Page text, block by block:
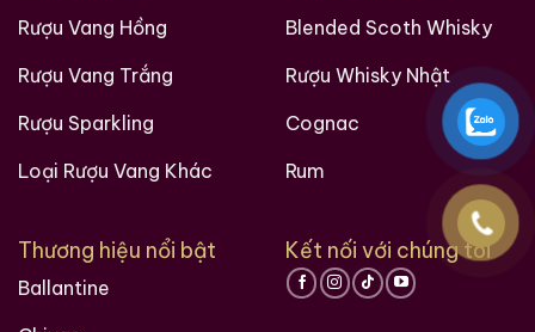
Rượu Vang Hồng
Rượu Vang Trắng
Rượu Sparkling
Loại Rượu Vang Khác
Blended Scoth Whisky
Rượu Whisky Nhật
Cognac
Rum
Thương hiệu nổi bật
Ballantine
Kết nối với chúng tôi